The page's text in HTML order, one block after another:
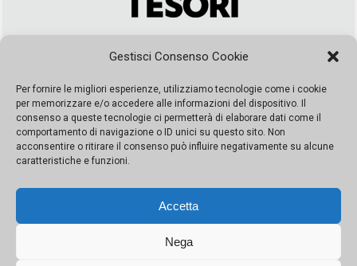
Gestisci Consenso Cookie
Per fornire le migliori esperienze, utilizziamo tecnologie come i cookie
per memorizzare e/o accedere alle informazioni del dispositivo. Il
consenso a queste tecnologie ci permetterà di elaborare dati come il
comportamento di navigazione o ID unici su questo sito. Non
acconsentire o ritirare il consenso può influire negativamente su alcune
caratteristiche e funzioni.
Accetta
Nega
segreteria@leviedeitesori.it
Direttore ResponsabileMarcello Barbaro – Aut. del tribunale di
Palermo n. 19 del 2017 iscrizione al roc numero 37003 Editore
Porta Felice Srl. Sede legale: Via Libertà 93 – 90143 Palermo
Società iscritta alla Camera di Commercio di Palermo Ufficio
065228208251 Capitale 10000 euro IV